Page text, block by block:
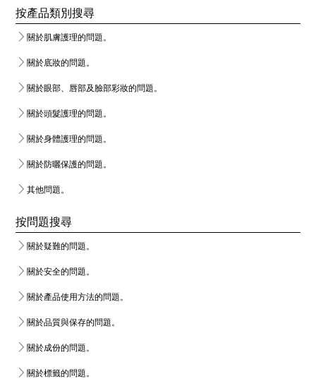
按產品類別搜尋
關於肌膚護理的問題。
關於底妝的問題。
關於眼部、唇部及臉部彩妝的問題。
關於頭髮護理的問題。
關於身體護理的問題。
關於防曬保護的問題。
其他問題。
按問題搜尋
關於疑難的問題。
關於安全的問題。
關於產品使用方法的問題。
關於品質與保存的問題。
關於成份的問題。
關於標籤的問題。